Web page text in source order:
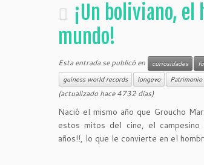
¡Un boliviano, el
mundo!
Esta entrada se publicó en curiosidades
guiness world records
longevo Patrimonio
(actualizado hace 4732 dias)
Nació el mismo año que Groucho
estos mitos del cine, el campesino
años!!, lo que le convierte en el